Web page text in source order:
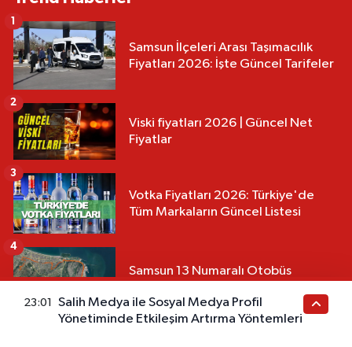
Samsun İlçeleri Arası Taşımacılık
Fiyatları 2026: İşte Güncel Tarifeler
1
Viski fiyatları 2026 | Güncel Net
Fiyatlar
2
Votka Fiyatları 2026: Türkiye'de
Tüm Markaların Güncel Listesi
3
Samsun 13 Numaralı Otobüs
4
23:01
Salih Medya ile Sosyal Medya Profil
Yönetiminde Etkileşim Artırma Yöntemleri